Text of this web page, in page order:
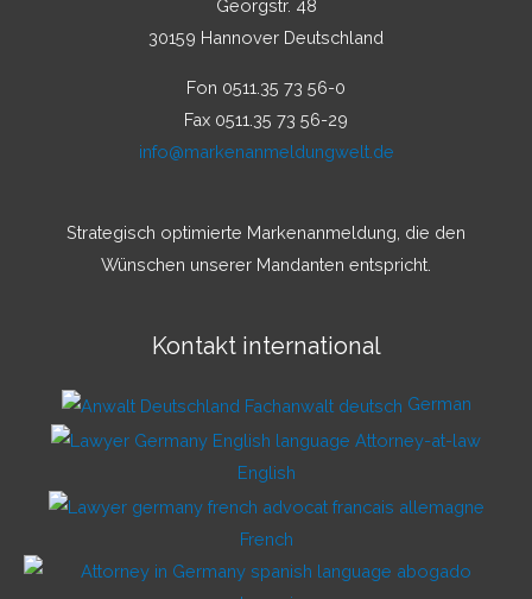
Georgstr. 48
30159 Hannover Deutschland
Fon 0511.35 73 56-0
Fax 0511.35 73 56-29
info@markenanmeldungwelt.de
Strategisch optimierte Markenanmeldung, die den
Wünschen unserer Mandanten entspricht.
Kontakt international
German
English
French